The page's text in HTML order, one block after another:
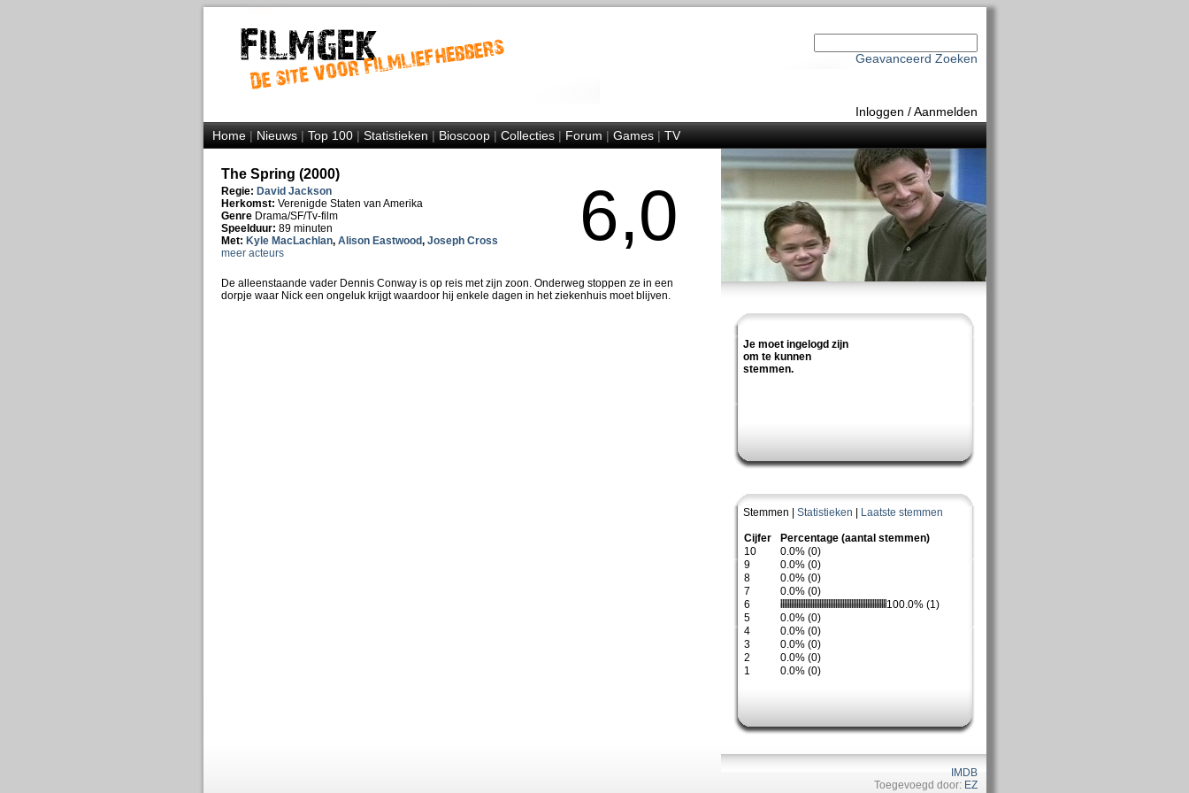
Geavanceerd Zoeken
Inloggen /Aanmelden
Home|Nieuws|Top 100|Statistieken|Bioscoop|Collecties|Forum|Games|TV
Je moet ingelogd zijn
om te kunnen
stemmen.
Stemmen | Statistieken Laatste stemmen
Cijfer
Percentage (aantal stemmen)
10
0.0% (0)
9
0.0% (0)
8
0.0% (0)
7
0.0% (0)
6
100.0% (1)
5
0.0% (0)
4
0.0% (0)
3
0.0% (0)
2
0.0% (0)
1
0.0% (0)
IMDB
Toegevoegd door: EZ
The Spring (2000)
Regie: David Jackson
Herkomst: Verenigde Staten van Amerika
Genre Drama/SF/Tv-film
Speelduur: 89 minuten
Met: Kyle MacLachlan, Alison Eastwood, Joseph Cross
meer acteurs
6,0
De alleenstaande vader Dennis Conway is op reis met zijn zoon. Onderweg stoppen ze in een
dorpje waar Nick een ongeluk krijgt waardoor hij enkele dagen in het ziekenhuis moet blijven.